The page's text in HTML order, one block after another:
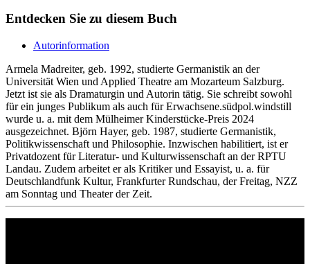
Entdecken Sie zu diesem Buch
Autorinformation
Armela Madreiter, geb. 1992, studierte Germanistik an der
Universität Wien und Applied Theatre am Mozarteum Salzburg.
Jetzt ist sie als Dramaturgin und Autorin tätig. Sie schreibt sowohl
für ein junges Publikum als auch für Erwachsene.südpol.windstill
wurde u. a. mit dem Mülheimer Kinderstücke-Preis 2024
ausgezeichnet. Björn Hayer, geb. 1987, studierte Germanistik,
Politikwissenschaft und Philosophie. Inzwischen habilitiert, ist er
Privatdozent für Literatur- und Kulturwissenschaft an der RPTU
Landau. Zudem arbeitet er als Kritiker und Essayist, u. a. für
Deutschlandfunk Kultur, Frankfurter Rundschau, der Freitag, NZZ
am Sonntag und Theater der Zeit.